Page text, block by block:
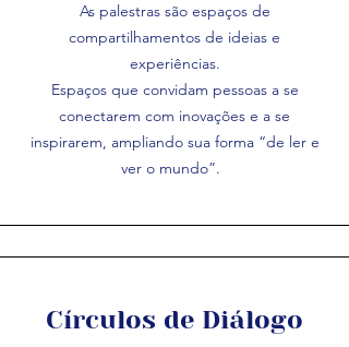
As palestras são espaços de
compartilhamentos de ideias e
experiências.​
Espaços que convidam pessoas a se
conectarem com inovações e a se
inspirarem, ampliando sua forma “de ler e
ver o mundo”.
Círculos de Diálogo